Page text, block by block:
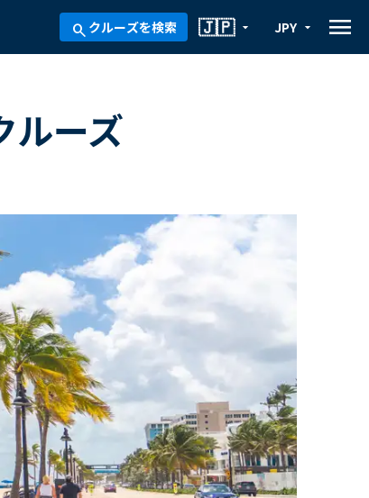
search クルーズを検索 arrow_drop_down
🇯🇵 arrow_drop_down
JPY menu
ルーズ